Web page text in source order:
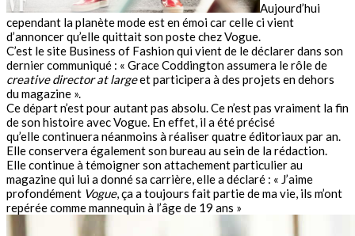
Aujourd’hui
cependant la planète mode est en émoi car celle ci vient
d’annoncer qu’elle quittait son poste chez Vogue.
C’est le site Business of Fashion qui vient de le déclarer dans son
dernier communiqué : « Grace Coddington assumera le rôle de
creative director at largeet participera à des projets en dehors
du magazine ».
Ce départ n’est pour autant pas absolu. Ce n’est pas vraiment la fin
de son histoire avec Vogue. En effet, il a été précisé
qu’elle continuera néanmoins à réaliser quatre éditoriaux par an.
Elle conservera également son bureau au sein de la rédaction.
Elle continue à témoigner son attachement particulier au
magazine qui lui a donné sa carrière, elle a déclaré : « J’aime
profondément Vogue, ça a toujours fait partie de ma vie, ils m’ont
repérée comme mannequin à l’âge de 19 ans »